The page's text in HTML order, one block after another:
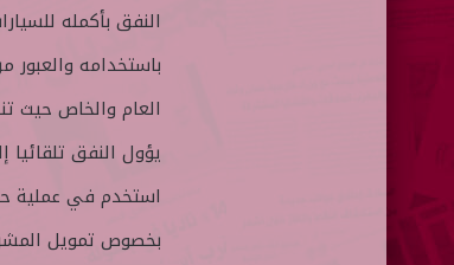
النفق بأكمله
باستخدامه
استخدم في عملية